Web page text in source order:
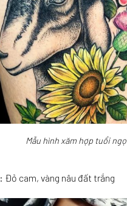
Mẫu hình xăm hợp tuổi ngọ
: Đỏ cam, vàng nâu đất trắng